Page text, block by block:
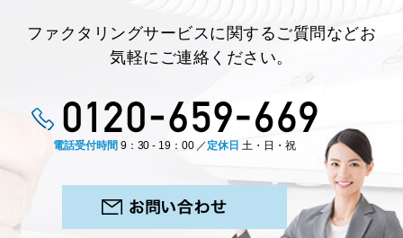
ファクタリングサービスに関するご質問などお
気軽にご連絡ください。
電話受付時間 9：30 - 19：00 ／ 定休日 土・日・祝